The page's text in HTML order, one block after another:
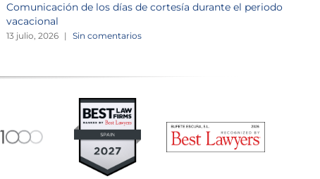
Comunicación de los días de cortesía durante el periodo
vacacional
13 julio, 2026 | Sin comentarios